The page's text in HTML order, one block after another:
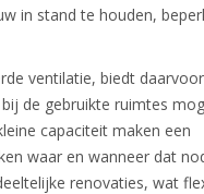
in stand te houden,
ventilatie, biedt
de gebruikte ruimtes
capaciteit maken een
waar en wanneer dat
renovaties, wat